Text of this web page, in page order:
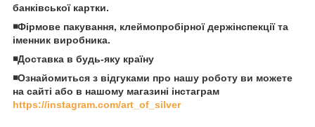
банківської картки.
◾️Фірмове пакування, клеймопробірної держінспекції та
іменник виробника.
◾️Доставка в будь-яку країну
◾️Ознайомиться з відгуками про нашу роботу ви можете
на сайті або в нашому магазині інстаграм
https://instagram.com/art_of_silver